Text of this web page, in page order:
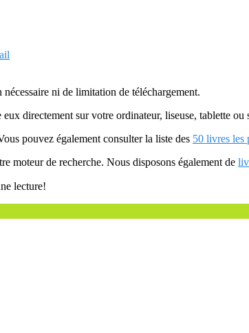
ni de limitation de téléchargement.
directement sur votre ordinateur, liseuse, tablette ou
pouvez également consulter la liste des 50 livres les
moteur de recherche. Nous disposons également de
lecture!